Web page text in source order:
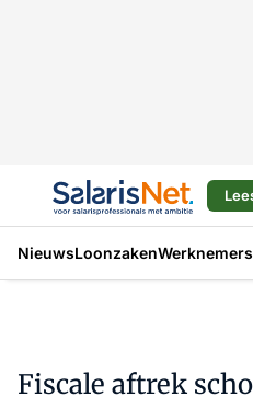
NieuwsLoonzaken
Fiscale aftrek